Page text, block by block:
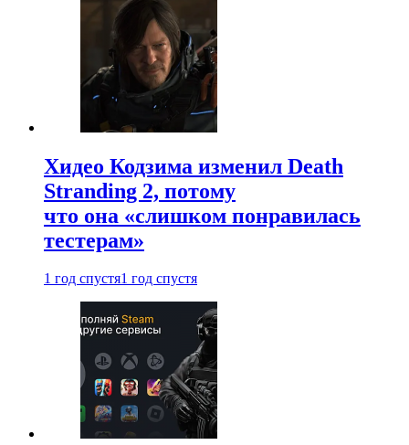
Хидео Кодзима изменил Death
Stranding 2, потому
что она «слишком понравилась
тестерам»
1 год спустя1 год спустя